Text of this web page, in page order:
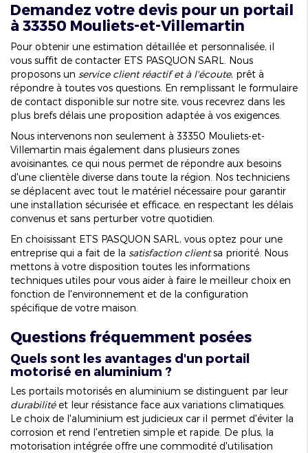
Demandez votre devis pour un portail
à 33350 Mouliets-et-Villemartin
Pour obtenir une estimation détaillée et personnalisée, il
vous suffit de contacter ETS PASQUON SARL. Nous
proposons un service client réactif et à l'écoute, prêt à
répondre à toutes vos questions. En remplissant le formulaire
de contact disponible sur notre site, vous recevrez dans les
plus brefs délais une proposition adaptée à vos exigences.
Nous intervenons non seulement à 33350 Mouliets-et-
Villemartin mais également dans plusieurs zones
avoisinantes, ce qui nous permet de répondre aux besoins
d'une clientèle diverse dans toute la région. Nos techniciens
se déplacent avec tout le matériel nécessaire pour garantir
une installation sécurisée et efficace, en respectant les délais
convenus et sans perturber votre quotidien.
En choisissant ETS PASQUON SARL, vous optez pour une
entreprise qui a fait de la satisfaction clientsa priorité. Nous
mettons à votre disposition toutes les informations
techniques utiles pour vous aider à faire le meilleur choix en
fonction de l'environnement et de la configuration
spécifique de votre maison.
Questions fréquemment posées
Quels sont les avantages d'un portail
motorisé en aluminium ?
Les portails motorisés en aluminium se distinguent par leur
durabilitéet leur résistance face aux variations climatiques.
Le choix de l'aluminium est judicieux car il permet d'éviter la
corrosion et rend l'entretien simple et rapide. De plus, la
motorisation intégrée offre une commodité d'utilisation